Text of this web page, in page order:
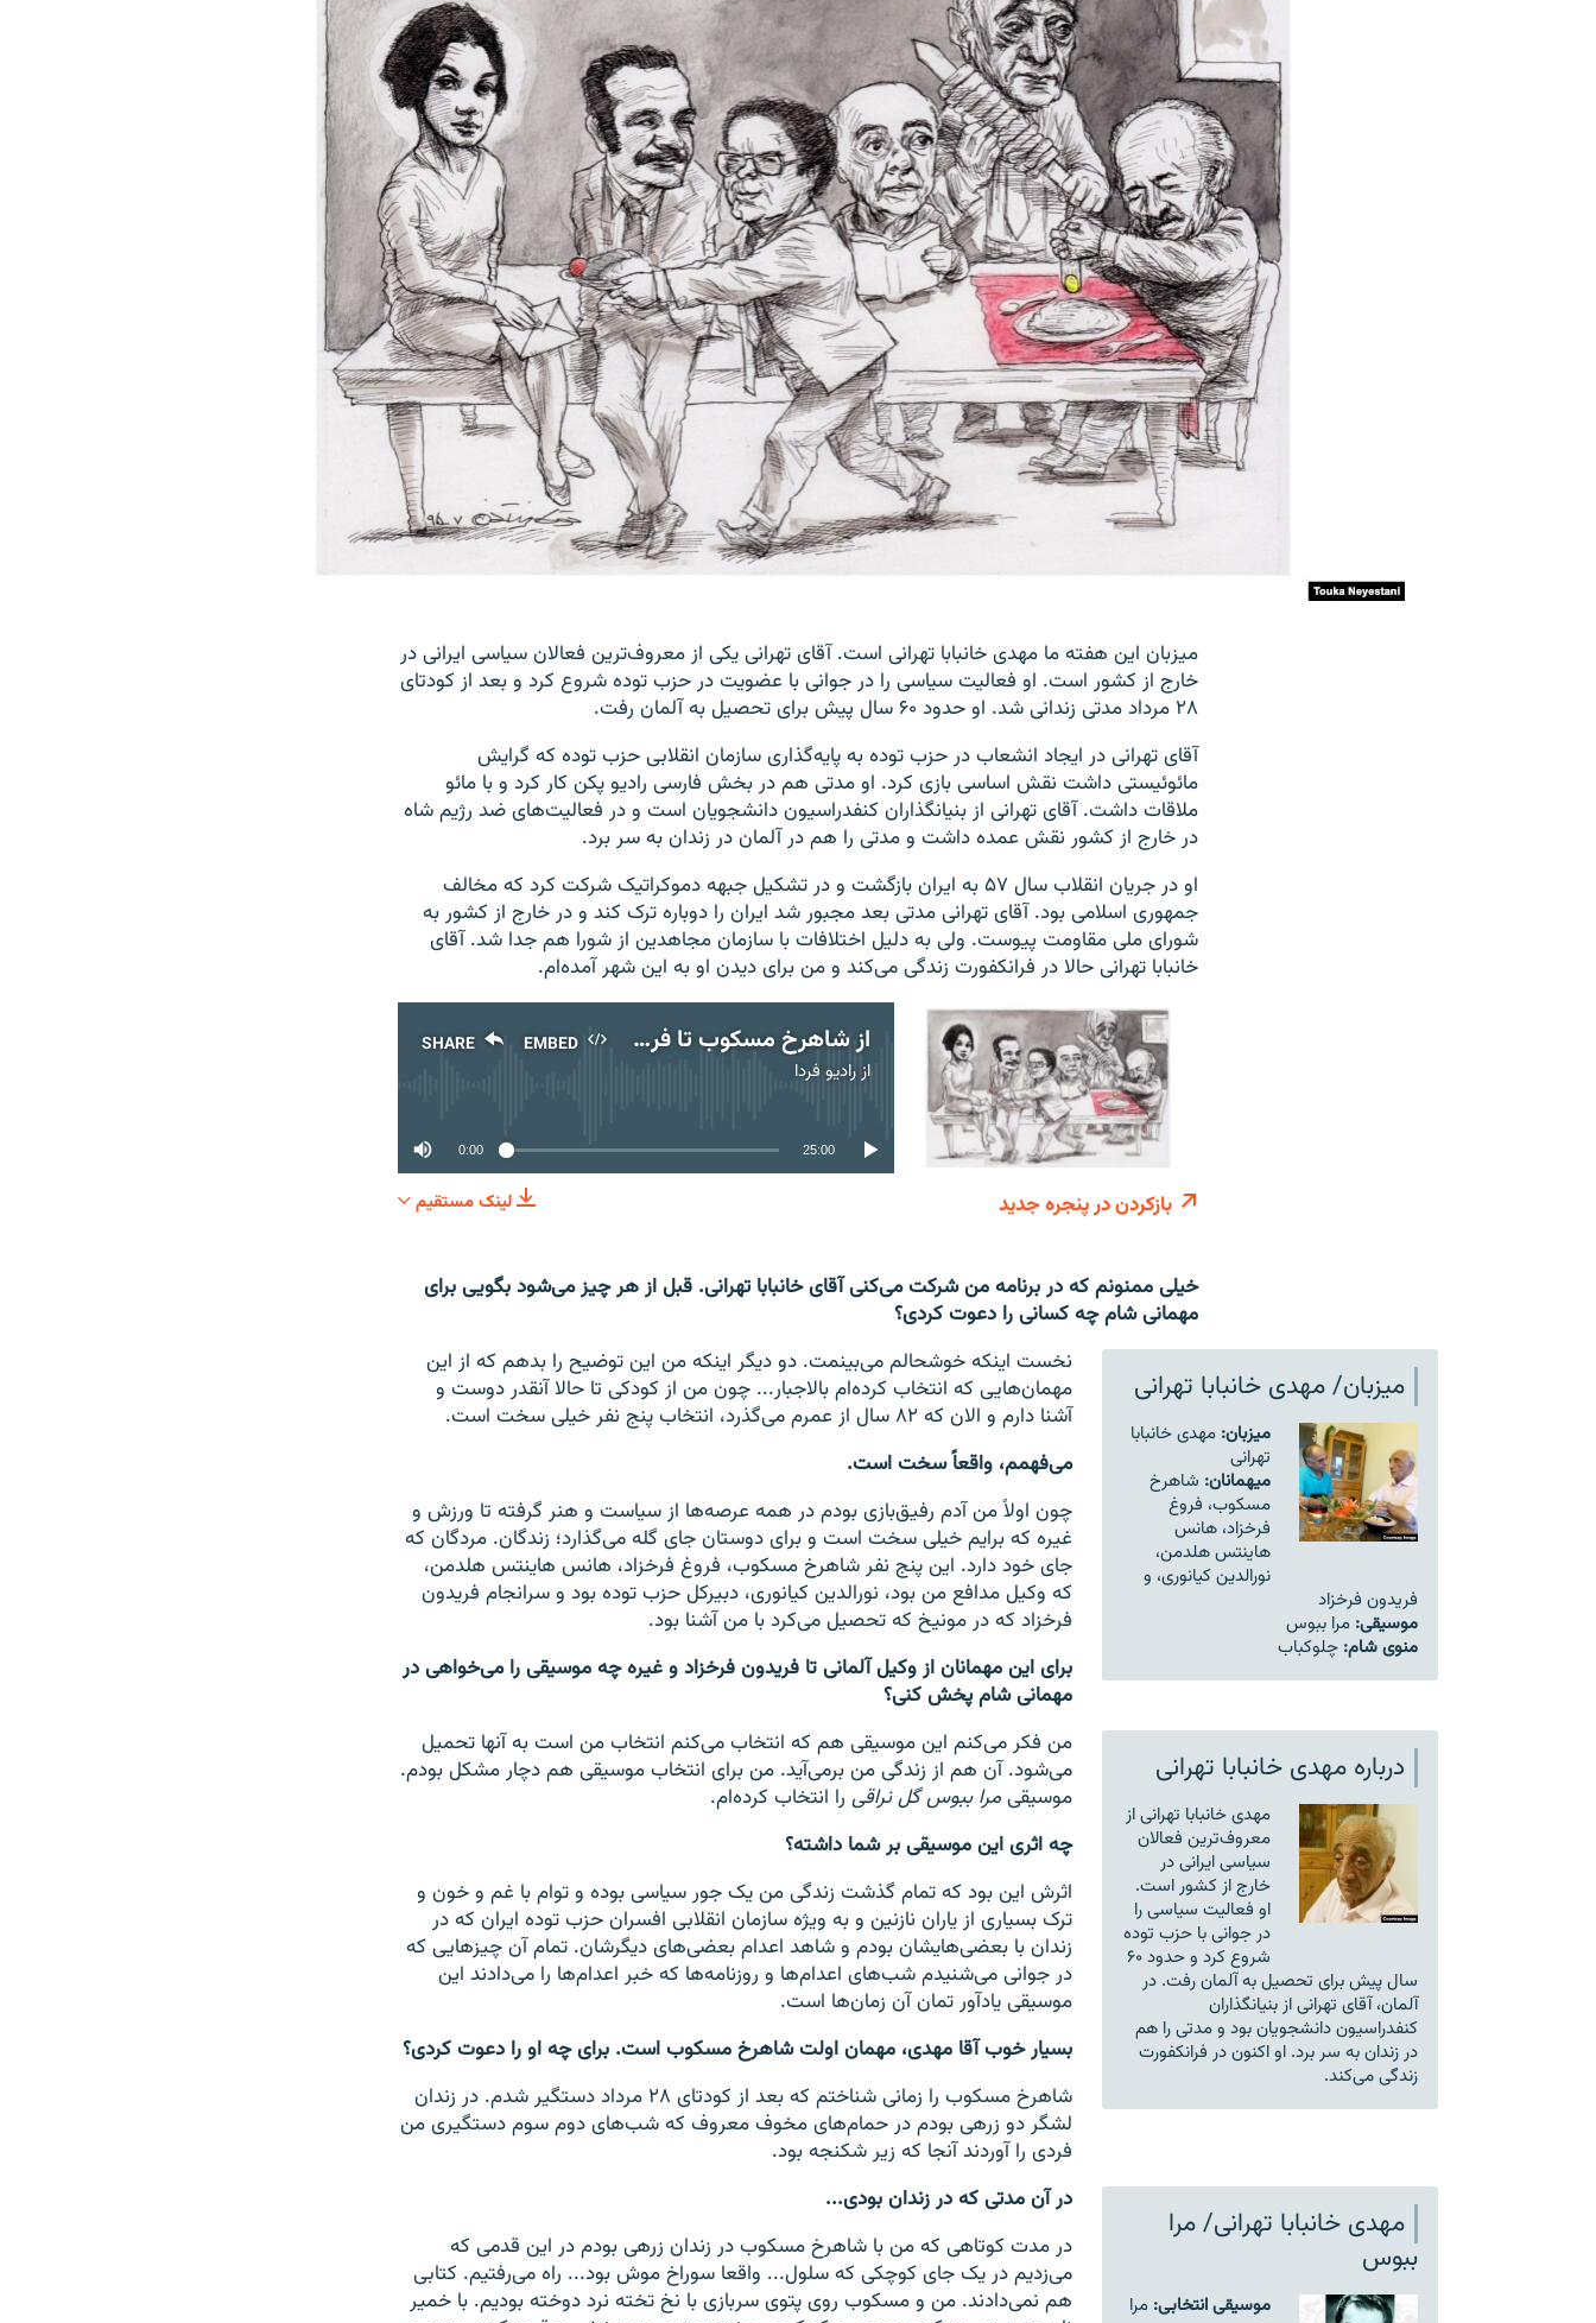
میزبان این هفته ما مهدی خانبابا تهرانی است. آقای تهرانی یکی از معروف‌ترین فعالان سیاسی ایرانی در
خارج از کشور است. او فعالیت سیاسی را در جوانی با عضویت در حزب توده شروع کرد و بعد از کودتای
۲۸ مرداد مدتی زندانی شد. او حدود ۶۰ سال پیش برای تحصیل به آلمان رفت.
آقای تهرانی در ایجاد انشعاب در حزب توده به پایه‌گذاری سازمان انقلابی حزب توده که گرایش
مائوئیستی داشت نقش اساسی بازی کرد. او مدتی هم در بخش فارسی رادیو پکن کار کرد و با مائو
ملاقات داشت. آقای تهرانی از بنیانگذاران کنفدراسیون دانشجویان است و در فعالیت‌های ضد رژیم شاه
در خارج از کشور نقش عمده داشت و مدتی را هم در آلمان در زندان به سر برد.
او در جریان انقلاب سال ۵۷ به ایران بازگشت و در تشکیل جبهه دموکراتیک شرکت کرد که مخالف
جمهوری اسلامی بود. آقای تهرانی مدتی بعد مجبور شد ایران را دوباره ترک کند و در خارج از کشور به
شورای ملی مقاومت پیوست. ولی به دلیل اختلافات با سازمان مجاهدین از شورا هم جدا شد. آقای
خانبابا تهرانی حالا در فرانکفورت زندگی می‌کند و من برای دیدن او به این شهر آمده‌ام.
EMBED
SHARE از شاهرخ مسکوب تا فروغ، در مهمانی خان‌بابا تهرانی
ازرادیو فردا
SHARE
No media source currently available
0:00 25:00
لینک مستقیم بازکردن در پنجره جدید
خیلی ممنونم که در برنامه من شرکت می‌کنی آقای خانبابا تهرانی. قبل از هر چیز می‌شود بگویی برای
مهمانی شام چه کسانی را دعوت کردی؟
میزبان/ مهدی خانبابا تهرانی
میزبان: مهدی خانبابا
تهرانی
میهمانان: شاهرخ
مسکوب، فروغ
فرخزاد، هانس
هاینتس هلدمن،
نورالدین کیانوری، و
فریدون فرخزاد
موسیقی: مرا ببوس
منوی شام: چلوکباب
نخست اینکه خوشحالم می‌بینمت. دو دیگر اینکه من این توضیح را بدهم که از این
مهمان‌هایی که انتخاب کرده‌ام بالاجبار... چون من از کودکی تا حالا آنقدر دوست و
آشنا دارم و الان که ۸۲ سال از عمرم می‌گذرد، انتخاب پنج نفر خیلی سخت است.
می‌فهمم، واقعاً سخت است.
چون اولاً من آدم رفیق‌بازی بودم در همه عرصه‌ها از سیاست و هنر گرفته تا ورزش و
غیره که برایم خیلی سخت است و برای دوستان جای گله می‌گذارد؛ زندگان. مردگان که
جای خود دارد. این پنج نفر شاهرخ مسکوب، فروغ فرخزاد، هانس هاینتس هلدمن،
که وکیل مدافع من بود، نورالدین کیانوری، دبیرکل حزب توده بود و سرانجام فریدون
فرخزاد که در مونیخ که تحصیل می‌کرد با من آشنا بود.
برای این مهمانان از وکیل آلمانی تا فریدون فرخزاد و غیره چه موسیقی را می‌خواهی در
مهمانی شام پخش کنی؟
درباره مهدی خانبابا تهرانی
مهدی خانبابا تهرانی از
معروف‌ترین فعالان
سیاسی ایرانی در
خارج از کشور است.
او فعالیت سیاسی را
در جوانی با حزب توده
شروع کرد و حدود ۶۰
سال پیش برای تحصیل به آلمان رفت. در
آلمان، آقای تهرانی از بنیانگذاران
کنفدراسیون دانشجویان بود و مدتی را هم
در زندان به سر برد. او اکنون در فرانکفورت
زندگی می‌کند.
من فکر می‌کنم این موسیقی هم که انتخاب می‌کنم انتخاب من است به آنها تحمیل
می‌شود. آن هم از زندگی من برمی‌آید. من برای انتخاب موسیقی هم دچار مشکل بودم.
موسیقیمرا ببوس گل نراقی را انتخاب کرده‌ام.
چه اثری این موسیقی بر شما داشته؟
اثرش این بود که تمام گذشت زندگی من یک جور سیاسی بوده و توام با غم و خون و
ترک بسیاری از یاران نازنین و به ویژه سازمان انقلابی افسران حزب توده ایران که در
زندان با بعضی‌هایشان بودم و شاهد اعدام بعضی‌های دیگرشان. تمام آن چیزهایی که
در جوانی می‌شنیدم شب‌های اعدام‌ها و روزنامه‌ها که خبر اعدام‌ها را می‌دادند این
موسیقی یادآور تمان آن زمان‌ها است.
بسیار خوب آقا مهدی، مهمان اولت شاهرخ مسکوب است. برای چه او را دعوت کردی؟
شاهرخ مسکوب را زمانی شناختم که بعد از کودتای ۲۸ مرداد دستگیر شدم. در زندان
لشگر دو زرهی بودم در حمام‌های مخوف معروف که شب‌های دوم سوم دستگیری من
فردی را آوردند آنجا که زیر شکنجه بود.
مهدی خانبابا تهرانی/ مرا
ببوس
موسیقی انتخابی: مرا
در آن مدتی که در زندان بودی...
در مدت کوتاهی که من با شاهرخ مسکوب در زندان زرهی بودم در این قدمی که
می‌زدیم در یک جای کوچکی که سلول... واقعا سوراخ موش بود... راه می‌رفتیم. کتابی
هم نمی‌دادند. من و مسکوب روی پتوی سربازی با نخ تخته نرد دوخته بودیم. با خمیر